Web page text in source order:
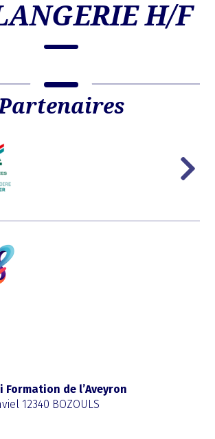
H/F
Formation de l’Aveyron
12340 BOZOULS